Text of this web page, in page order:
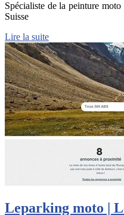
Spécialiste de la peinture
Suisse
Lire la suite
Leparking moto |